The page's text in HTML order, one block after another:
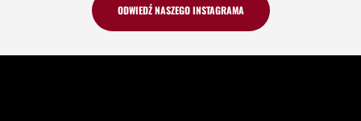
ODWIEDŹ NASZEGO INSTAGRAMA